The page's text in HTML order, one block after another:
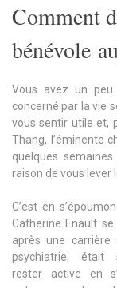
Comment
bénévole
Vous avez un
concerné par la vie
vous sentir utile et,
Thang, l’éminente
quelques
raison de vous lever
C’est en
Catherine Enault
après une carrière
psychiatrie, était
rester active en